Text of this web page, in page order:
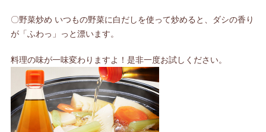
〇野菜炒め いつもの野菜に白だしを使って炒めると、ダシの香り
が「ふわっ」っと漂います。
料理の味が一味変わりますよ！是非一度お試しください。